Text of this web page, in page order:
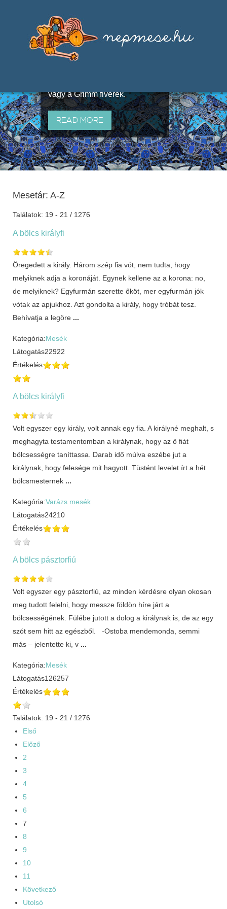
útján terjedő elbeszélésekből,
melyeket olyan ismert gyűjtők
állítottak össze, mint Benedek
vagy a Grimm fivérek.
READ MORE
Mesetár: A-Z
Találatok: 19 - 21 / 1276
A bölcs királyfi
Öregedett a király. Három szép fia vót, nem tudta, hogy
melyiknek adja a koronáját. Egynek kellene az a korona: no,
de melyiknek? Egyfurmán szerette őköt, mer egyfurmán jók
vótak az apjukhoz. Azt gondolta a király, hogy tróbát tesz.
Behívatja a legöre ...
Kategória:Mesék
Látogatás22922
Értékelés
A bölcs királyfi
Volt egyszer egy király, volt annak egy fia. A királyné meghalt, s
meghagyta testamentomban a királynak, hogy az ő fiát
bölcsességre taníttassa. Darab idő múlva eszébe jut a
királynak, hogy felesége mit hagyott. Tüstént levelet írt a hét
bölcsmesternek ...
Kategória:Varázs mesék
Látogatás24210
Értékelés
A bölcs pásztorfiú
Volt egyszer egy pásztorfiú, az minden kérdésre olyan okosan
meg tudott felelni, hogy messze földön híre járt a
bölcsességének. Fülébe jutott a dolog a királynak is, de az egy
szót sem hitt az egészből. -Ostoba mendemonda, semmi
más – jelentette ki, v ...
Kategória:Mesék
Látogatás126257
Értékelés
Találatok: 19 - 21 / 1276
Első
Előző
2
3
4
5
6
7
8
9
10
11
Következő
Utolsó